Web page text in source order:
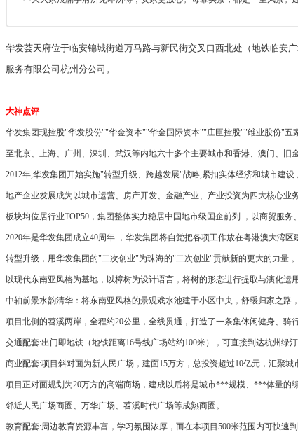
华发荟天府位于临安锦城街道万马路与新民街交叉口西北处（地铁临安
服务有限公司杭州分公司。
大神点评
华发集团现控股"华发股份""华金资本""华金国际资本""庄臣控股""维业股份"
至北京、上海、广州、深圳、武汉等内地六十多个主要城市和香港、澳门、旧
2012年,华发集团开始实施"转型升级、跨越发展"战略,紧扣实体经济和城市建
地产企业发展成为以城市运营、房产开发、金融产业、产业投资为四大核心
板块均位居行业TOP50，集团整体实力稳居中国地市级国企前列 ，以商贸服务
2020年是华发集团成立40周年 ，华发集团将自觉把各项工作放在粤港澳大湾
转型升级，用华发集团的"二次创业"为珠海的"二次创业"贡献新的更大的力量 。
以现代东南亚风格为基地，以樟树为设计语言，将树的形态进行提取与演化运
中轴前景水韵清华：将东南亚风格的景观戏水池建于小区中央，舒缓归家之路
项目北侧的苕溪两岸，全程约20公里，全线贯通，打造了一条集休闲健身、骑
交通配套:出门即地铁（地铁距离16号线广场站约100米），可直接到达杭州绿
商业配套:项目斜对面为新人民广场，建面15万方，总投资超过10亿元，汇聚
项目正对面规划为20万方的高端商场，建成以后将是城市***规模、***体量的综
邻近人民广场商圈、万华广场、苕溪时代广场等成熟商圈。
教育配套:周边教育资源丰富，学习氛围浓厚，而在本项目500米范围内可快